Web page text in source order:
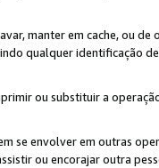
manter em cache, ou
qualquer identificação
ou substituir a
se envolver em outras
ou encorajar outra